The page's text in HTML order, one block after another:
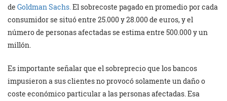
de Goldman Sachs.El sobrecoste pagado en promedio por cada
consumidor se situó entre 25.000 y 28.000 de euros, y el
número de personas afectadas se estima entre 500.000 y un
millón.
Es importante señalar que el sobreprecio que los bancos
impusieron a sus clientes no provocó solamente un daño o
coste económico particular a las personas afectadas. Esa